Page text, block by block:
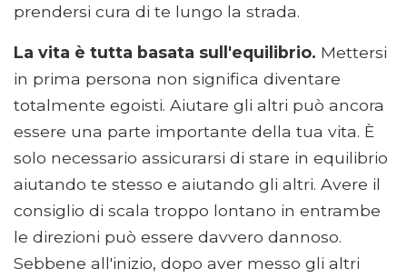
prendersi cura di te lungo la strada.
La vita è tutta basata sull'equilibrio. Mettersi
in prima persona non significa diventare
totalmente egoisti. Aiutare gli altri può ancora
essere una parte importante della tua vita. È
solo necessario assicurarsi di stare in equilibrio
aiutando te stesso e aiutando gli altri. Avere il
consiglio di scala troppo lontano in entrambe
le direzioni può essere davvero dannoso.
Sebbene all'inizio, dopo aver messo gli altri